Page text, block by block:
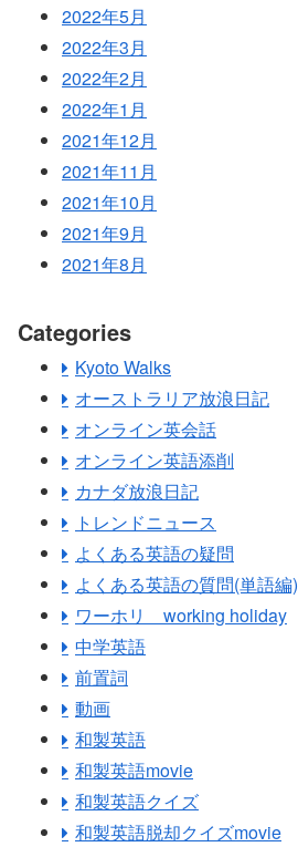
2022年5月
2022年3月
2022年2月
2022年1月
2021年12月
2021年11月
2021年10月
2021年9月
2021年8月
Categories
Kyoto Walks
オーストラリア放浪日記
オンライン英会話
オンライン英語添削
カナダ放浪日記
トレンドニュース
よくある英語の疑問
よくある英語の質問(単語編)
ワーホリ working holiday
中学英語
前置詞
動画
和製英語
和製英語movie
和製英語クイズ
和製英語脱却クイズmovie